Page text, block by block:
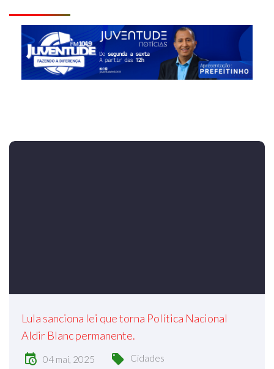
Lula sanciona lei que torna Política Nacional
Aldir Blanc permanente.
04 mai, 2025 Cidades